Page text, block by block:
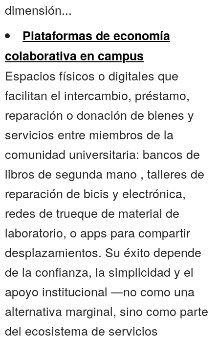
dimensión...
Plataformas de economía
colaborativa en campus
Espacios físicos o digitales que
facilitan el intercambio, préstamo,
reparación o donación de bienes y
servicios entre miembros de la
comunidad universitaria: bancos de
libros de segunda mano , talleres de
reparación de bicis y electrónica,
redes de trueque de material de
laboratorio, o apps para compartir
desplazamientos. Su éxito depende
de la confianza, la simplicidad y el
apoyo institucional —no como una
alternativa marginal, sino como parte
del ecosistema de servicios